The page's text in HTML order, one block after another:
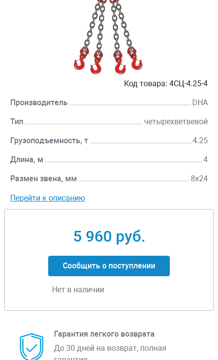
Код товара: 4СЦ-4.25-4
Производитель DHA
Тип четырехветвевой
Грузоподъемность, т 4.25
Длина, м 4
Размен звена, мм 8х24
Перейти к описанию
5 960 руб.
Сообщить о поступлении
Нет в наличии
Гарантия легкого возврата
До 30 дней на возврат, полная